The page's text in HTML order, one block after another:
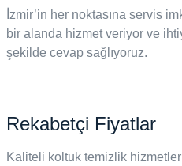
İzmir’in her noktasına servis
bir alanda hizmet veriyor ve
şekilde cevap sağlıyoruz.
Rekabetçi Fiyatlar
Kaliteli koltuk temizlik